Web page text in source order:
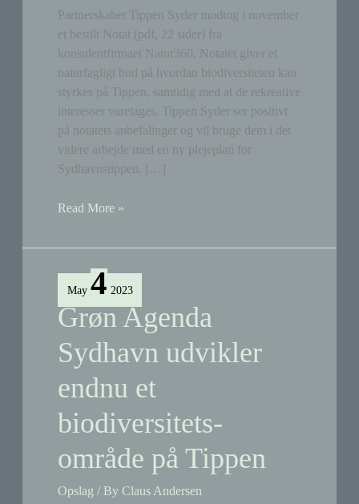
Partnerskabet Tippen Syder modtog i november
et bestilt Notat (pdf, 22 sider) fra
konsulentfirmaet Natur360. Notatet giver et
naturfagligt bud på hvordan biodiversiteten kan
styrkes på Tippen, samtidig med at de rekreative
interesser varetages. Tippen Syder ser positivt
på notatets anbefalinger og vil bruge dem i det
videre arbejde med en ny plejeplan for
Sydhavnstippen, […]
Sydhavnstippen:
bestilt
Tippen
anbefaler
helårsgræsning
i
stor
fold
(både
køer,
geder,
Read More »
May 4 2023
Grøn Agenda
Sydhavn udvikler
endnu et
biodiversitets-
område på Tippen
Opslag / ByClaus Andersen